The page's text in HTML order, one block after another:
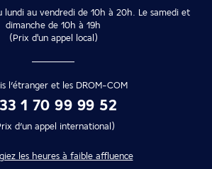
lundi au vendredi de 10h à 20h. Le samedi et
dimanche de 10h à 19h
(Prix d'un appel local)
l’étranger et les DROM-COM
1 70 99 99 52
d’un appel international)
les heures à faible affluence